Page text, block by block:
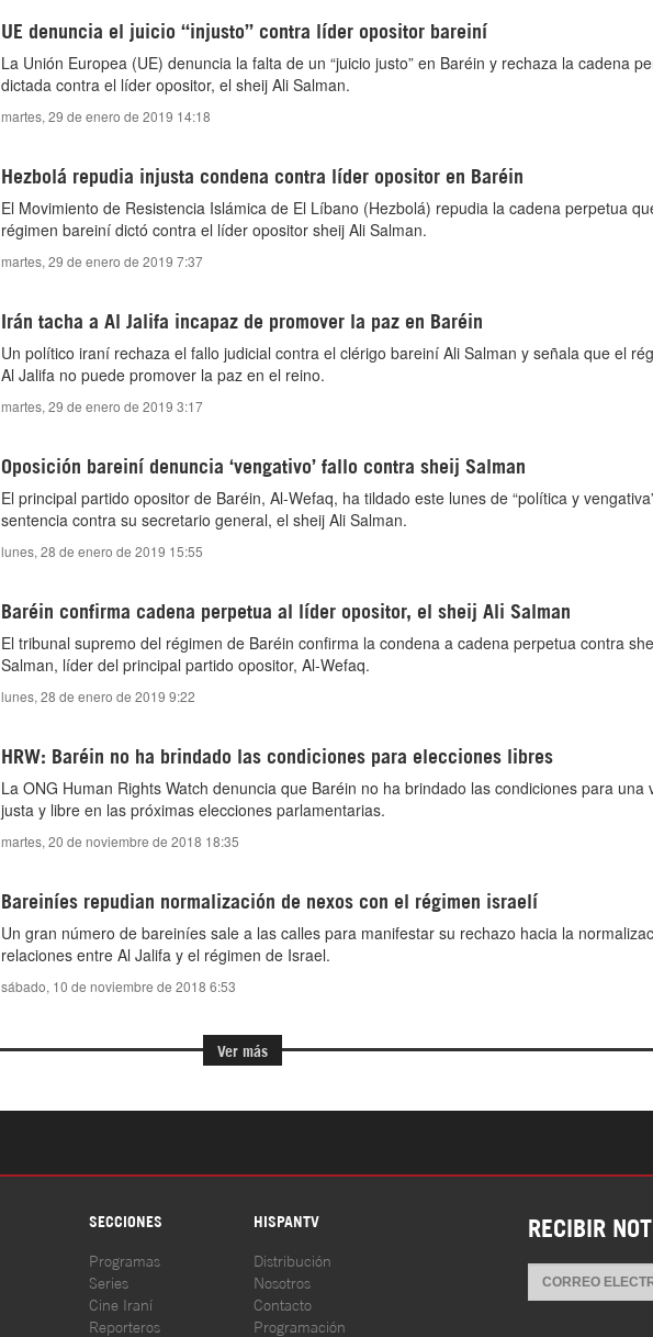
UE denuncia el juicio “injusto” contra líder opositor bareiní
La Unión Europea (UE) denuncia la falta de un “juicio justo” en Baréin y rechaza la cadena
dictada contra el líder opositor, el sheij Ali Salman.
martes, 29 de enero de 2019 14:18
Hezbolá repudia injusta condena contra líder opositor en Baréin
El Movimiento de Resistencia Islámica de El Líbano (Hezbolá) repudia la cadena perpetua
régimen bareiní dictó contra el líder opositor sheij Ali Salman.
martes, 29 de enero de 2019 7:37
Irán tacha a Al Jalifa incapaz de promover la paz en Baréin
Un político iraní rechaza el fallo judicial contra el clérigo bareiní Ali Salman y señala que el
Al Jalifa no puede promover la paz en el reino.
martes, 29 de enero de 2019 3:17
Oposición bareiní denuncia ‘vengativo’ fallo contra sheij Salman
El principal partido opositor de Baréin, Al-Wefaq, ha tildado este lunes de “política y
sentencia contra su secretario general, el sheij Ali Salman.
lunes, 28 de enero de 2019 15:55
Baréin confirma cadena perpetua al líder opositor, el sheij Ali Salman
El tribunal supremo del régimen de Baréin confirma la condena a cadena perpetua contra
Salman, líder del principal partido opositor, Al-Wefaq.
lunes, 28 de enero de 2019 9:22
HRW: Baréin no ha brindado las condiciones para elecciones libres
La ONG Human Rights Watch denuncia que Baréin no ha brindado las condiciones para una
justa y libre en las próximas elecciones parlamentarias.
martes, 20 de noviembre de 2018 18:35
Bareiníes repudian normalización de nexos con el régimen israelí
Un gran número de bareiníes sale a las calles para manifestar su rechazo hacia la
relaciones entre Al Jalifa y el régimen de Israel.
sábado, 10 de noviembre de 2018 6:53
Ver más
SECCIONES HISPANTV
Programas
Series
Cine Iraní
Reporteros
Distribución
Nosotros
Contacto
Programación
RECIBIR